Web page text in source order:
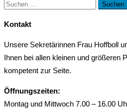
Suchen
Kontakt
Unsere Sekretärinnen Frau Hoffboll
Ihnen bei allen kleinen und größeren
kompetent zur Seite.
Öffnungszeiten:
Montag und Mittwoch 7.00 – 16.00